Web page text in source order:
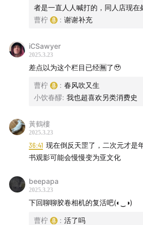
情感消费需求与人才供给的错配
35:15 AI 革命之后，创作者的出路只有
二次元的“洗白”：恋物癖、小确
亚文化的自我更新：韩国的嘻哈
游戏第九艺术：风之旅人与宗
制作 曹福楼
配乐 高橋洋子 - 残酷な天使のテーゼ
者是一直人人喊打的，同人店现在
曹柠
: 谢谢补充
iCSawyer
2025.3.23
差点以为这个栏目已经🈚️了🥹
曹柠 : 春风吹又生
小饮春醪: 我也超喜欢另类消费史
黃鶴樓
2025.3.23
36:41 现在倒反天罡了，二次元才是
书观影可能会慢慢变为亚文化
beepapa
2025.3.23
下回聊聊胶卷相机的复活吧(◐‿◑)
曹柠 : 活了吗